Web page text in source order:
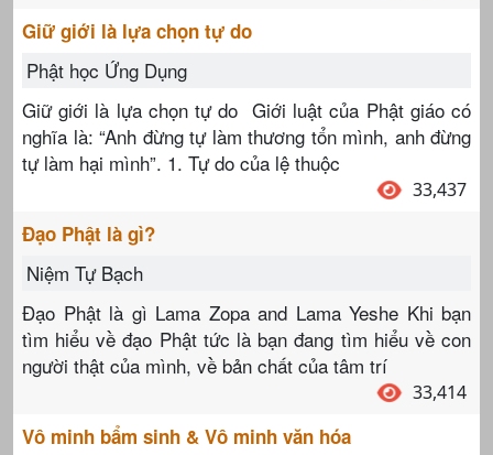
Giữ giới là lựa chọn tự do
Phật học Ứng Dụng
Giữ giới là lựa chọn tự do Giới luật của Phật giáo có
nghĩa là: “Anh đừng tự làm thương tổn mình, anh đừng
tự làm hại mình”. 1. Tự do của lệ thuộc
33,437
Đạo Phật là gì?
Niệm Tự Bạch
Đạo Phật là gì Lama Zopa and Lama Yeshe Khi bạn
tìm hiểu về đạo Phật tức là bạn đang tìm hiểu về con
người thật của mình, về bản chất của tâm trí
33,414
Vô minh bẩm sinh & Vô minh văn hóa